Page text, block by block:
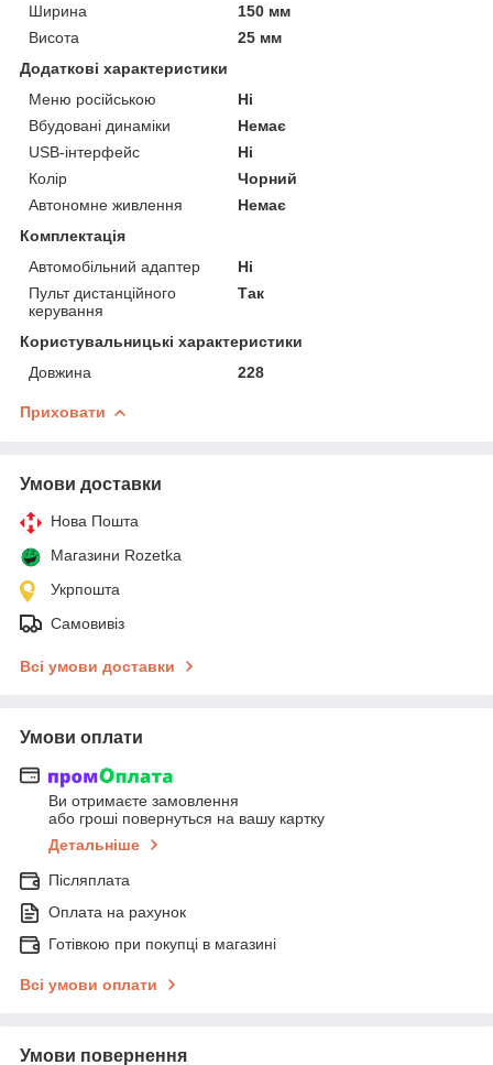
Ширина
150 мм
Висота
25 мм
Додаткові характеристики
Меню російською
Ні
Вбудовані динаміки
Немає
USB-інтерфейс
Ні
Колір
Чорний
Автономне живлення
Немає
Комплектація
Автомобільний адаптер
Ні
Пульт дистанційного
керування
Так
Користувальницькі характеристики
Довжина
228
Приховати
Умови доставки
Нова Пошта
Магазини Rozetka
Укрпошта
Самовивіз
Всі умови доставки
Умови оплати
Ви отримаєте замовлення
або гроші повернуться на вашу картку
Детальніше
Післяплата
Оплата на рахунок
Готівкою при покупці в магазині
Всі умови оплати
Умови повернення